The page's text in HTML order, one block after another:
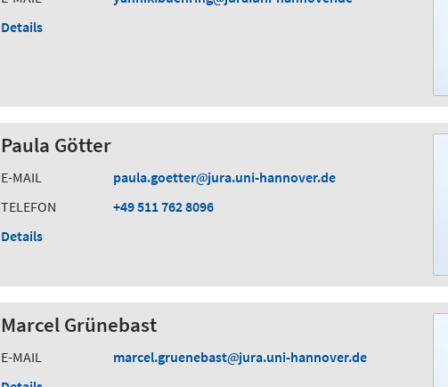
Details
Paula Götter
E-MAIL paula.goetter
jura.uni-hannover.de
TELEFON
+49 511 762 8096
Details
Marcel Grünebast
E-MAIL marcel.gruenebast
jura.uni-hannover.de